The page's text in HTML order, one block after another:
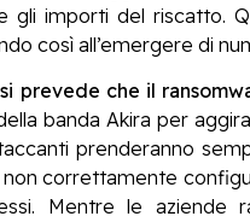
gli importi del riscatto.
così all’emergere di
prevede che il
banda Akira per
prenderanno
correttamente
Mentre le aziende